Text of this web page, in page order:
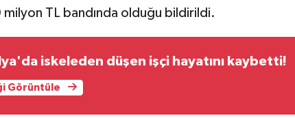
TL bandında olduğu bildirildi.
iskeleden düşen işçi hayatını kaybetti!
Görüntüle